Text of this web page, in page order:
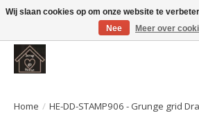
Large selection of products and fast shipping!
Home / HE-DD-STAMP906 - Grunge grid
Wij slaan cookies op om onze website te
Nee
Meer over